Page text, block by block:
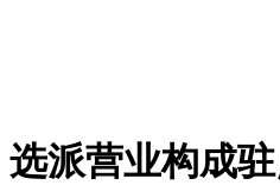
选派营业构成